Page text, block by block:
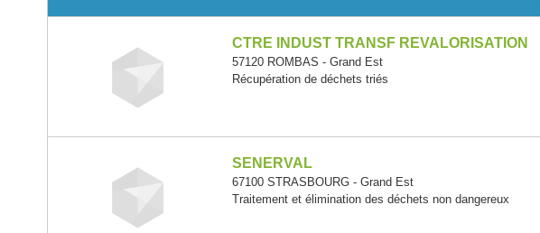
CTRE INDUST TRANSF REVALORISATION
57120 ROMBAS - Grand Est
Récupération de déchets triés
SENERVAL
67100 STRASBOURG - Grand Est
Traitement et élimination des déchets non dangereux